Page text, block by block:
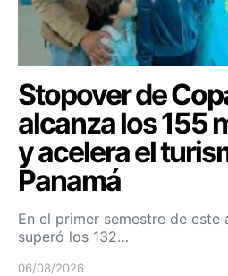
Stopover de
alcanza los 155
y acelera el
Panamá
En el primer semestre de este
superó los 132…
06/08/2026